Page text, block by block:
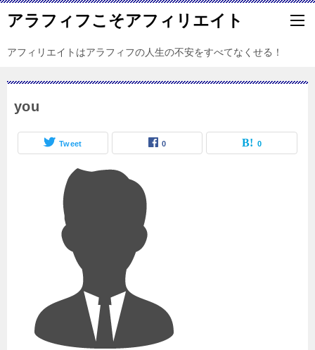
アラフィフこそアフィリエイト
アフィリエイトはアラフィフの人生の不安をすべてなくせる！
you
Tweet 0 0